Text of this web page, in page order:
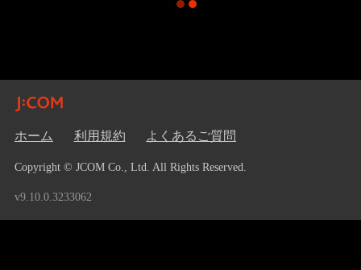
ホーム 利用規約 よくあるご質問
Copyright © JCOM Co., Ltd. All Rights Reserved.
v9.10.0.3233062